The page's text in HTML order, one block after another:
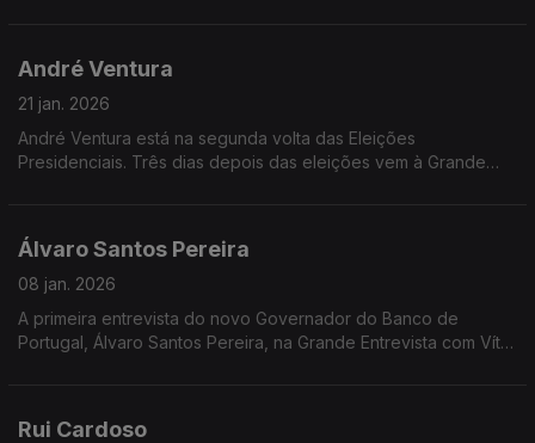
André Ventura
21 jan. 2026
André Ventura está na segunda volta das Eleições
Presidenciais. Três dias depois das eleições vem à Grande
Álvaro Santos Pereira
08 jan. 2026
A primeira entrevista do novo Governador do Banco de
Portugal, Álvaro Santos Pereira, na Grande Entrevista com Vítor
Rui Cardoso